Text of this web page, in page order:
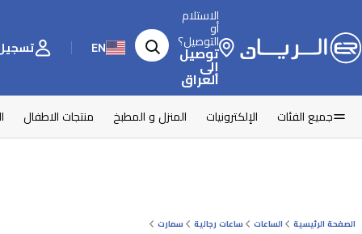
الاستلام
أو
التوصيل؟
توصيل
إلى
العراق
EN تسجيل
جميع الفئات الإلكترونيات المنزل و المطبخ منتجات الاطفال
الصفحة الرئيسية الساعات ساعات رجالية
سمارت